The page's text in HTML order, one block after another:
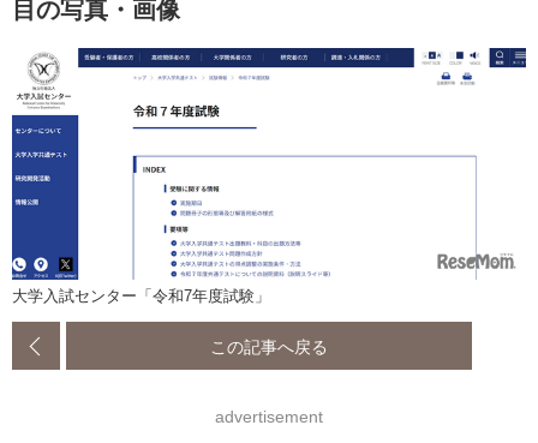
目の写真・画像
大学入試センター「令和7年度試験」
この記事へ戻る
advertisement